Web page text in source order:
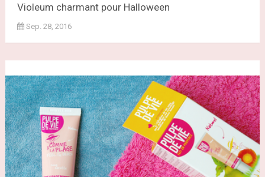
Violeum charmant pour Halloween
Sep. 28, 2016